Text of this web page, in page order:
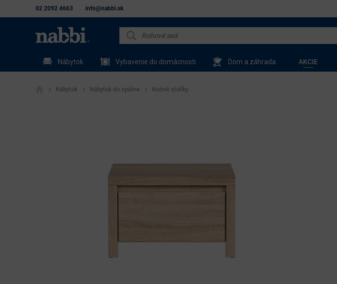
02 2092 4663 info@nabbi.sk
Nábytok Vybavenie do domácnosti Dom a záhrada AKCIE
Nábytok Nábytok do spálne Nočné stolíky